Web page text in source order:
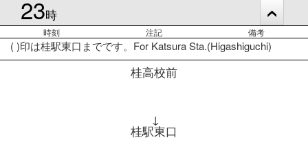
23時
時刻 注記 備考
( )印は桂駅東口までです。For Katsura Sta.(Higashiguchi)
桂高校前
↓
桂駅東口